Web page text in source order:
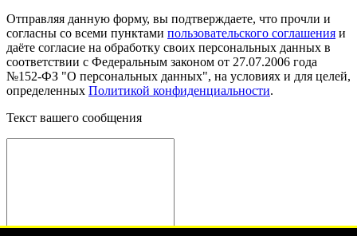
Отправляя данную форму, вы подтверждаете, что прочли и
согласны со всеми пунктами пользовательского соглашения и
даёте согласие на обработку своих персональных данных в
соответствии с Федеральным законом от 27.07.2006 года
№152-ФЗ "О персональных данных", на условиях и для целей,
определенных Политикой конфиденциальности.
Текст вашего сообщения